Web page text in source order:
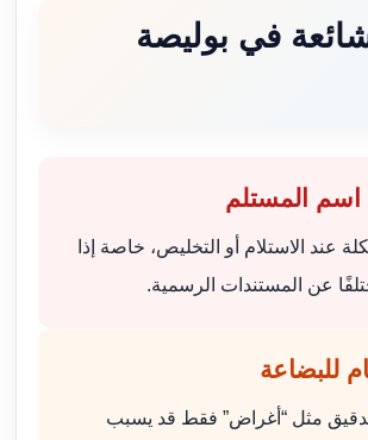
في بوليصة
المستلم
عند الاستلام أو التخليص، خاصة إذا
عن المستندات الرسمية.
للبضاعة
مثل “أغراض” فقط قد يسبب